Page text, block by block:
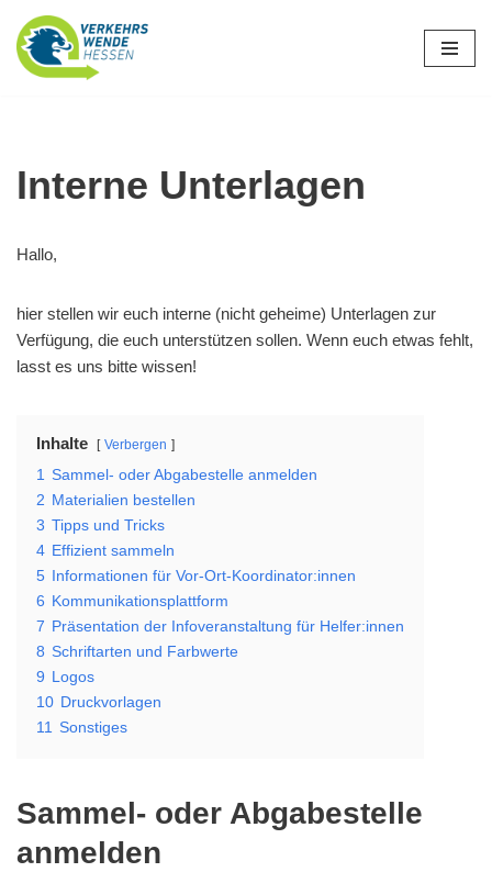
Zum
Interne Unterlagen
Hallo,
hier stellen wir euch interne (nicht geheime) Unterlagen zur
Verfügung, die euch unterstützen sollen. Wenn euch etwas fehlt,
lasst es uns bitte wissen!
Inhalte Verbergen
1 Sammel- oder Abgabestelle anmelden
2 Materialien bestellen
3 Tipps und Tricks
4 Effizient sammeln
5
Informationen für Vor-Ort-Koordinator:innen
6 Kommunikationsplattform
7 Präsentation der Infoveranstaltung für Helfer:innen
8 Schriftarten und Farbwerte
9 Logos
10 Druckvorlagen
11 Sonstiges
Sammel- oder Abgabestelle
anmelden